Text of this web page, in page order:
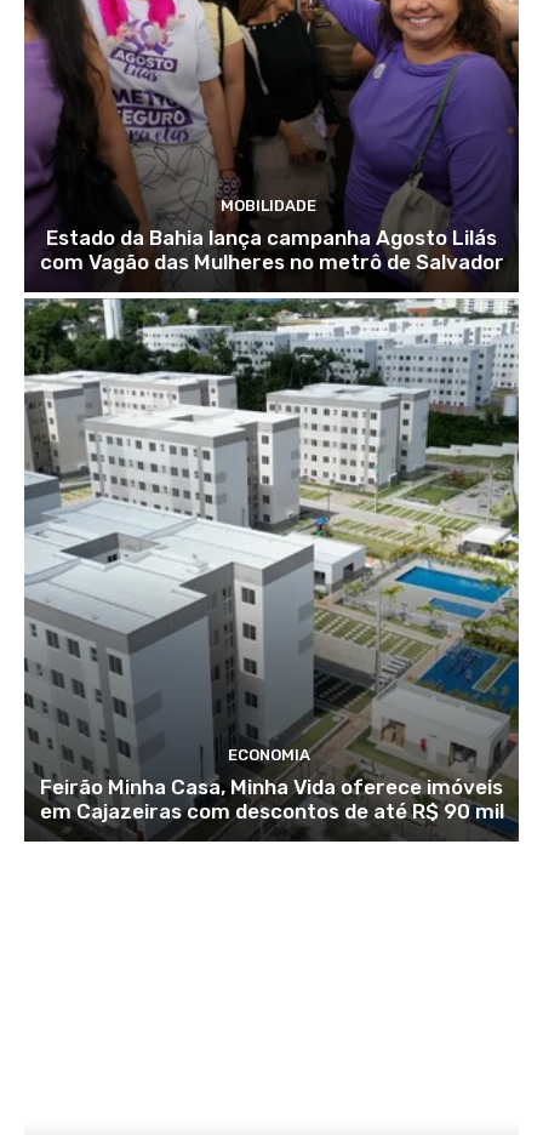
MOBILIDADE
Estado da Bahia lança campanha Agosto Lilás
com Vagão das Mulheres no metrô de Salvador
ECONOMIA
Feirão Minha Casa, Minha Vida oferece imóveis
em Cajazeiras com descontos de até R$ 90 mil